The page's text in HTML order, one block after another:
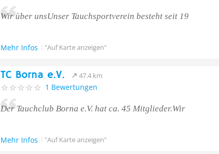
Wir über unsUnser Tauchsportverein besteht seit 19
Mehr Infos "Auf Karte anzeigen"
TC Borna e.V. 47.4 km
1 Bewertungen
Der Tauchclub Borna e.V. hat ca. 45 Mitglieder.Wir
Mehr Infos "Auf Karte anzeigen"